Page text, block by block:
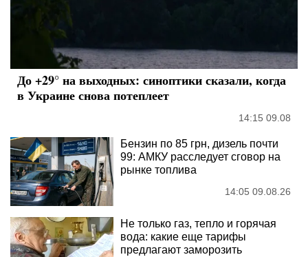
До +29° на выходных: синоптики сказали, когда
в Украине снова потеплеет
14:15 09.08
Бензин по 85 грн, дизель почти
99: АМКУ расследует сговор на
рынке топлива
14:05 09.08.26
Не только газ, тепло и горячая
вода: какие еще тарифы
предлагают заморозить